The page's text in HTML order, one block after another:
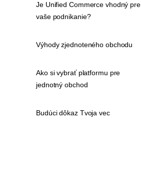
Je Unified Commerce vhodný pre
vaše podnikanie?
Výhody zjednoteného obchodu
Ako si vybrať platformu pre
jednotný obchod
Budúci dôkaz Tvoja vec